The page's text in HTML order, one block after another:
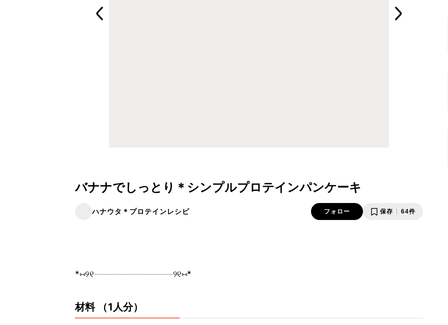
バナナでしっとり＊シンプルプロテインパンケーキ
ハナウタ＊プロテインレシピ フォロー 保存 64件
*⑅୨୧┈︎┈︎┈︎┈︎┈︎┈︎┈┈︎┈︎┈┈︎┈︎┈︎┈︎┈︎୨୧⑅︎*
材料 （1人分）